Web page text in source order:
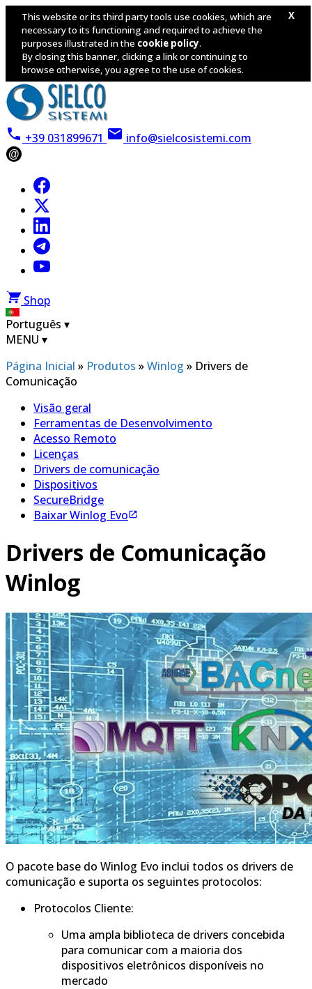
X
This website or its third party tools use cookies, which are
necessary to its functioning and required to achieve the
purposes illustrated in the cookie policy.
By closing this banner, clicking a link or continuing to
browse otherwise, you agree to the use of cookies.
+39 031899671 info@sielcosistemi.com
@
Shop
Português ▾
MENU ▾
Página Inicial » Produtos »Winlog » Drivers de
Comunicação
Visão geral
Ferramentas de Desenvolvimento
Acesso Remoto
Licenças
Drivers de comunicação
Dispositivos
SecureBridge
Baixar Winlog Evo
Drivers de Comunicação
Winlog
O pacote base do Winlog Evo inclui todos os drivers de
comunicação e suporta os seguintes protocolos:
Protocolos Cliente:
Uma ampla biblioteca de drivers concebida
para comunicar com a maioria dos
dispositivos eletrônicos disponíveis no
mercado